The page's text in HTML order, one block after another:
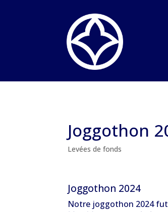
Joggothon
Levées de fonds
Joggothon 2024
Notre joggothon 2024 fut